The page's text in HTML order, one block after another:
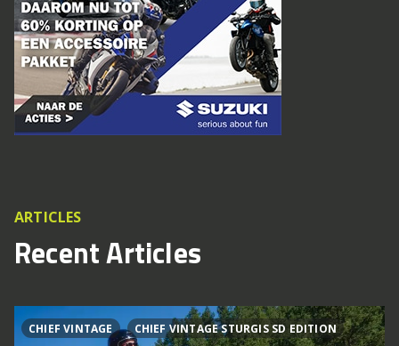
ARTICLES
Recent Articles
CHIEF VINTAGE CHIEF VINTAGE STURGIS SD EDITION